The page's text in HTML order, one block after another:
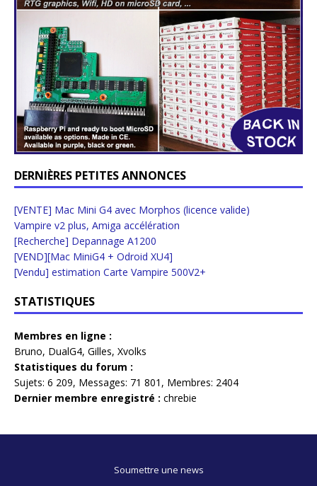
DERNIÈRES PETITES ANNONCES
[VENTE] Mac Mini G4 avec Morphos (licence valide)
Vampire v2 plus, Amiga accélération
[Recherche] Depannage A1200
[VEND][Mac MiniG4 + Odroid XU4]
[Vendu] estimation Carte Vampire 500V2+
STATISTIQUES
Membres en ligne :
Bruno, DualG4, Gilles, Xvolks
Statistiques du forum :
Sujets: 6 209, Messages: 71 801, Membres: 2404
Dernier membre enregistré : chrebie
Soumettre une news